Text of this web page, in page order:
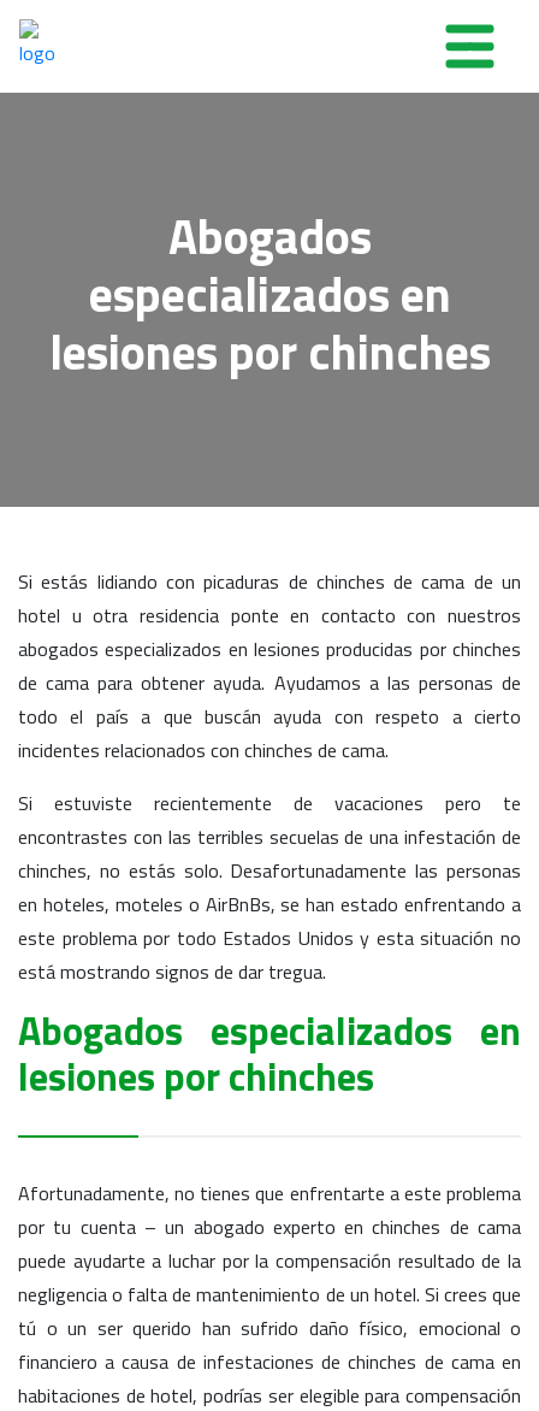
Abogados
especializados en
lesiones por chinches
Si estás lidiando con picaduras de chinches de cama de un
hotel u otra residencia ponte en contacto con nuestros
abogados especializados en lesiones producidas por chinches
de cama para obtener ayuda. Ayudamos a las personas de
todo el país a que buscán ayuda con respeto a cierto
incidentes relacionados con chinches de cama.
Si estuviste recientemente de vacaciones pero te
encontrastes con las terribles secuelas de una infestación de
chinches, no estás solo. Desafortunadamente las personas
en hoteles, moteles o AirBnBs, se han estado enfrentando a
este problema por todo Estados Unidos y esta situación no
está mostrando signos de dar tregua.
Abogados especializados en
lesiones por chinches
Afortunadamente, no tienes que enfrentarte a este problema
por tu cuenta – un abogado experto en chinches de cama
puede ayudarte a luchar por la compensación resultado de la
negligencia o falta de mantenimiento de un hotel. Si crees que
tú o un ser querido han sufrido daño físico, emocional o
financiero a causa de infestaciones de chinches de cama en
habitaciones de hotel, podrías ser elegible para compensación